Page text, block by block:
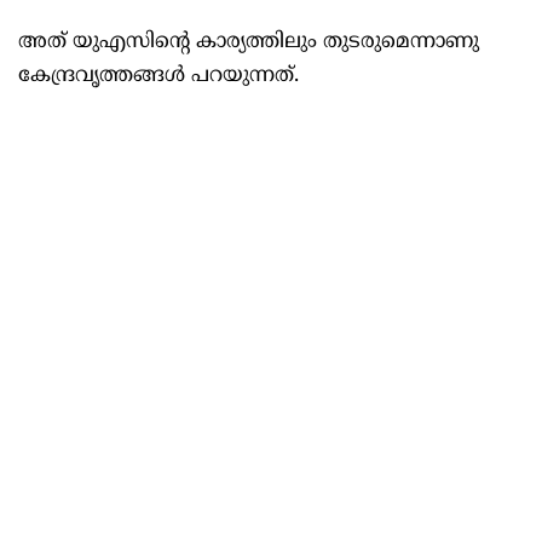
അത് യുഎസിന്റെ കാര്യത്തിലും തുടരുമെന്നാണു
കേന്ദ്രവൃത്തങ്ങൾ പറയുന്നത്.